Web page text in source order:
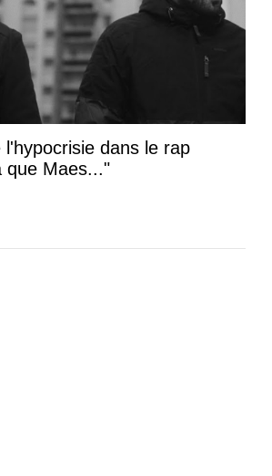
l'hypocrisie dans le rap
que Maes..."